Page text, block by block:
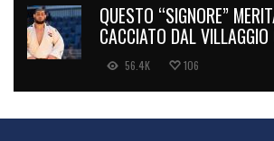
QUESTO “SIGNORE”
CACCIATO DAL
56.4K 106